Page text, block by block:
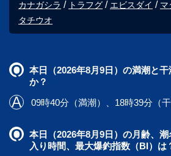
カナガシラ
トラフグ エビスダイ マ
タチウオ
本日（2026年8月9日）の満潮と
か？
09時40分（満潮）、18時39分（干
本日（2026年8月9日）の月齢、
入り時間、最大爆釣指数（BI）は